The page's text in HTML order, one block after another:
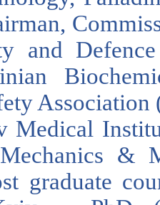
and
Association
Medical
&
graduate